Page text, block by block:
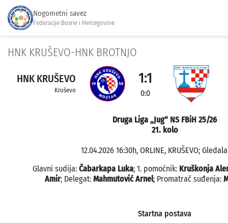
Nogometni savez
Federacije Bosne i Hercegovine
HNK KRUŠEVO-HNK BROTNJO
HNK KRUŠEVO
Kruševo
1:1
0:0
Druga Liga „Jug“ NS FBiH 25/26
21. kolo
12.04.2026 16:30h, ORLINE, KRUŠEVO;
Glavni sudija: Čabarkapa Luka; 1. pomoćnik: Kruškonja
Amir; Delegat: Mahmutović Arnel; Promatrač suđenja:
Startna postava